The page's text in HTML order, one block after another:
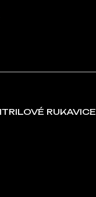
RUKAVICE